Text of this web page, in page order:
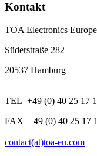
Kontakt
TOA Electronics
Süderstraße 282
20537 Hamburg
TEL +49 (0) 40 25 17
FAX +49 (0) 40 25 17
contact(at)toa-eu.com